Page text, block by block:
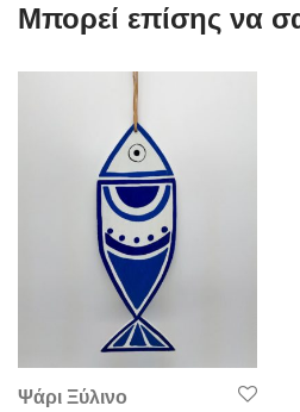
Μπορεί επίσης να
Ψάρι Ξύλινο